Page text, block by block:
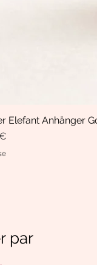
Elefant Anhänger
par